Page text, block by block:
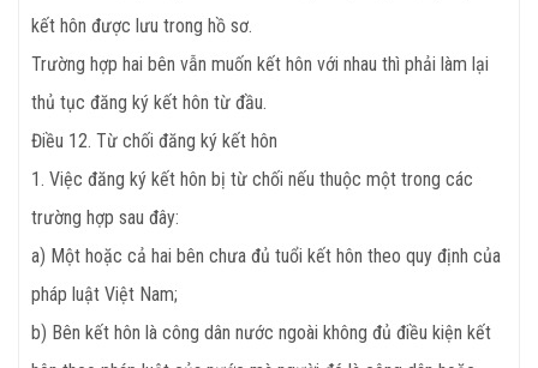
kết hôn được lưu trong hồ sơ.
Trường hợp hai bên vẫn muốn kết hôn với nhau thì phải làm lại
thủ tục đăng ký kết hôn từ đầu.
Điều 12. Từ chối đăng ký kết hôn
1. Việc đăng ký kết hôn bị từ chối nếu thuộc một trong các
trường hợp sau đây:
a) Một hoặc cả hai bên chưa đủ tuổi kết hôn theo quy định của
pháp luật Việt Nam;
b) Bên kết hôn là công dân nước ngoài không đủ điều kiện kết